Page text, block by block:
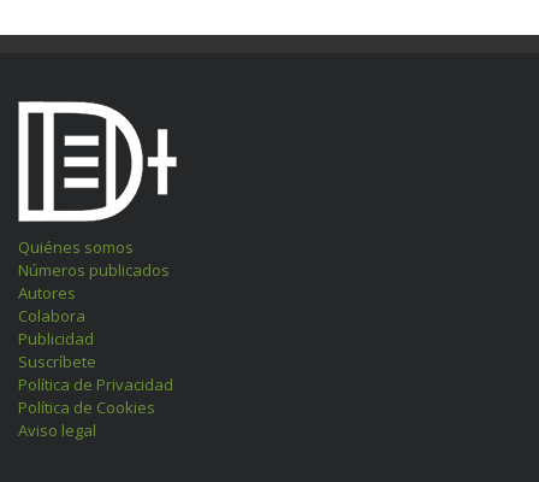
Quiénes somos
Números publicados
Autores
Colabora
Publicidad
Suscríbete
Política de Privacidad
Política de Cookies
Aviso legal